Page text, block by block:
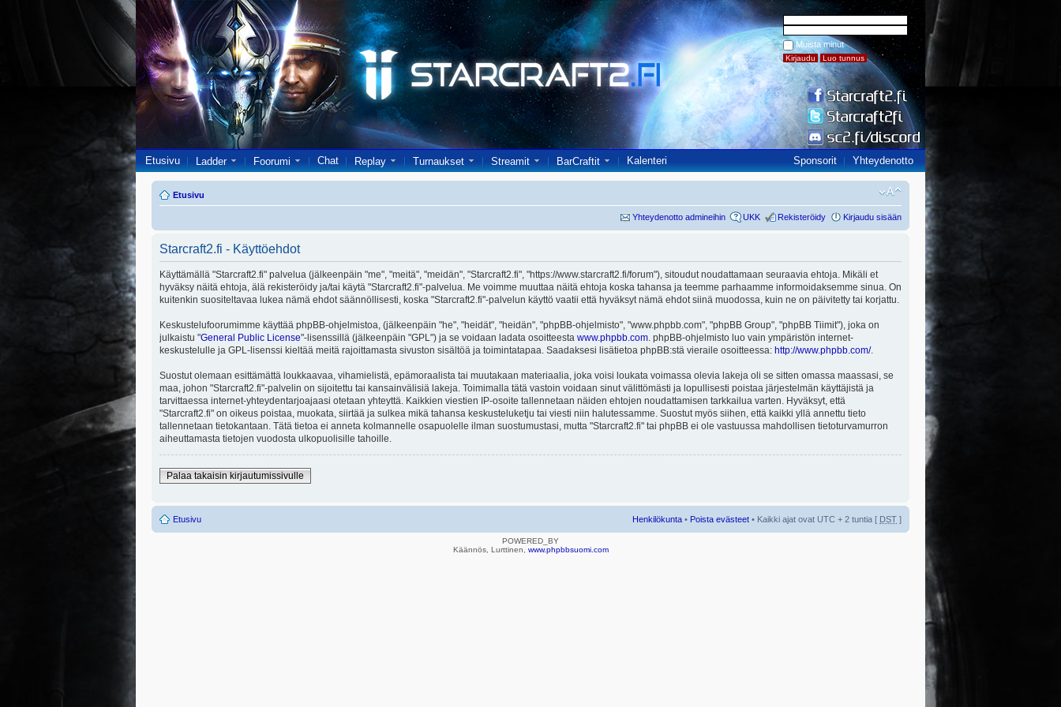
Muista minut
Etusivu Ladder Foorumi Chat Replay Turnaukset Streamit BarCraftit Kalenteri Sponsorit Yhteydenotto
Etusivu
Yhteydenotto admineihin UKK Rekisteröidy Kirjaudu sisään
Starcraft2.fi - Käyttöehdot
Käyttämällä "Starcraft2.fi" palvelua (jälkeenpäin "me", "meitä", "meidän", "Starcraft2.fi", "https://www.starcraft2.fi/forum"), sitoudut noudattamaan seuraavia ehtoja. Mikäli et
hyväksy näitä ehtoja, älä rekisteröidy ja/tai käytä "Starcraft2.fi"-palvelua. Me voimme muuttaa näitä ehtoja koska tahansa ja teemme parhaamme informoidaksemme sinua. On
kuitenkin suositeltavaa lukea nämä ehdot säännöllisesti, koska "Starcraft2.fi"-palvelun käyttö vaatii että hyväksyt nämä ehdot siinä muodossa, kuin ne on päivitetty tai korjattu.
Keskustelufoorumimme käyttää phpBB-ohjelmistoa, (jälkeenpäin "he", "heidät", "heidän", "phpBB-ohjelmisto", "www.phpbb.com", "phpBB Group", "phpBB Tiimit"), joka on
julkaistu "General Public License"-lisenssillä (jälkeenpäin "GPL") ja se voidaan ladata osoitteesta www.phpbb.com. phpBB-ohjelmisto luo vain ympäristön internet-
keskustelulle ja GPL-lisenssi kieltää meitä rajoittamasta sivuston sisältöä ja toimintatapaa. Saadaksesi lisätietoa phpBB:stä vieraile osoitteessa: http://www.phpbb.com/.
Suostut olemaan esittämättä loukkaavaa, vihamielistä, epämoraalista tai muutakaan materiaalia, joka voisi loukata voimassa olevia lakeja oli se sitten omassa maassasi, se
maa, johon "Starcraft2.fi"-palvelin on sijoitettu tai kansainvälisiä lakeja. Toimimalla tätä vastoin voidaan sinut välittömästi ja lopullisesti poistaa järjestelmän käyttäjistä ja
tarvittaessa internet-yhteydentarjoajaasi otetaan yhteyttä. Kaikkien viestien IP-osoite tallennetaan näiden ehtojen noudattamisen tarkkailua varten. Hyväksyt, että
"Starcraft2.fi" on oikeus poistaa, muokata, siirtää ja sulkea mikä tahansa keskusteluketju tai viesti niin halutessamme. Suostut myös siihen, että kaikki yllä annettu tieto
tallennetaan tietokantaan. Tätä tietoa ei anneta kolmannelle osapuolelle ilman suostumustasi, mutta "Starcraft2.fi" tai phpBB ei ole vastuussa mahdollisen tietoturvamurron
aiheuttamasta tietojen vuodosta ulkopuolisille tahoille.
Palaa takaisin kirjautumissivulle
Etusivu Henkilökunta • Poista evästeet • Kaikki ajat ovat UTC + 2 tuntia [ DST ]
POWERED_BY
Käännös, Lurttinen, www.phpbbsuomi.com